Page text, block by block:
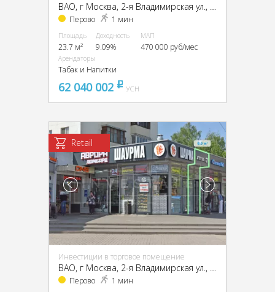
Перово 1 мин
Площадь
23.7 м²
Доходность
9.09%
МАП
470 000 руб/мес
Арендаторы
Табак и Напитки
62 040 002 pуб
УСН
Retail
Инвестиции в торговое помещение
ВАО, г Москва, 2-я Владимирская ул., 38/18
Перово 1 мин